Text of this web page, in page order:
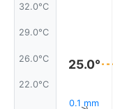
32.0°C
29.0°C
26.0°C
22.0°C
25.0°
0.1 mm